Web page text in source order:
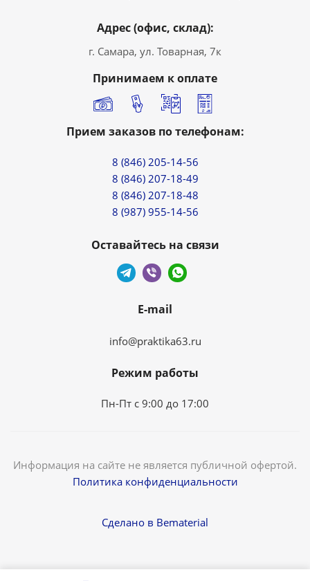
Адрес (офис, склад):
г. Самара, ул. Товарная, 7к
Принимаем к оплате
Прием заказов по телефонам:
8 (846) 205-14-56
8 (846) 207-18-49
8 (846) 207-18-48
8 (987) 955-14-56
Оставайтесь на связи
E-mail
info@praktika63.ru
Режим работы
Пн-Пт с 9:00 до 17:00
Информация на сайте не является публичной офертой.
Политика конфиденциальности
Сделано в Bematerial